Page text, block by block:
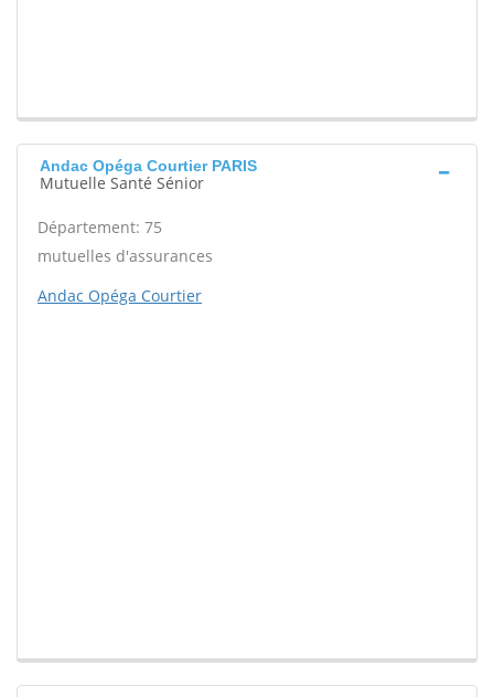
Andac Opéga Courtier PARIS
Mutuelle Santé Sénior
Département: 75
mutuelles d'assurances
Andac Opéga Courtier